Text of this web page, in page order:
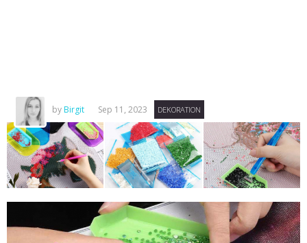
by Birgit Sep 11, 2023 DEKORATION